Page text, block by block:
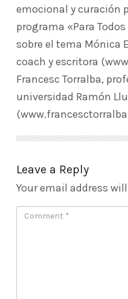
emocional y curación
programa «Para
sobre el tema Mónica
coach y escritora
Francesc Torralba,
universidad Ramón
Leave a Reply
Your email address